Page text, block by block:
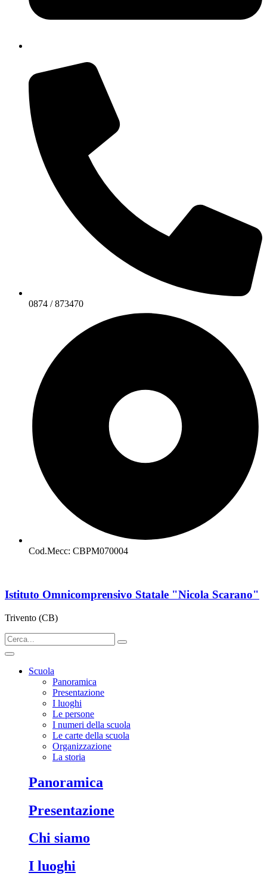
0874 / 873470
Cod.Mecc: CBPM070004
Istituto Omnicomprensivo Statale "Nicola Scarano"
Trivento (CB)
Scuola
Panoramica
Presentazione
I luoghi
Le persone
I numeri della scuola
Le carte della scuola
Organizzazione
La storia
Panoramica
Presentazione
Chi siamo
I luoghi